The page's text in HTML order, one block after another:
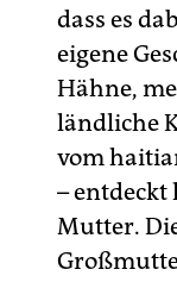
dass es
eigene
Hähne,
ländliche
vom
– entdeckt
Mutter.